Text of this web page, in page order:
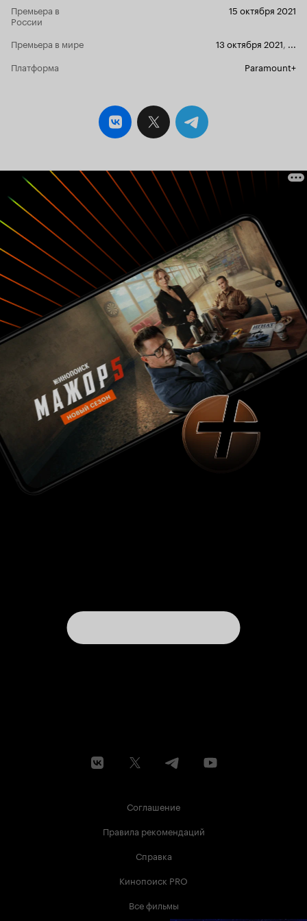
выдавливать из себя яростное возмущение! Но
из 10
Премьера в
России
15 октября 2021
Премьера в мире 13 октября 2021
Платформа
Paramount+
Соглашение
Правила рекомендаций
Справка
Кинопоиск PRO
Все фильмы